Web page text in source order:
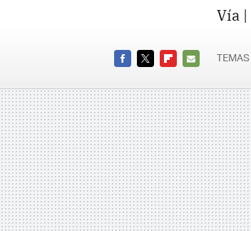
Vía |
MAIL
TEMAS